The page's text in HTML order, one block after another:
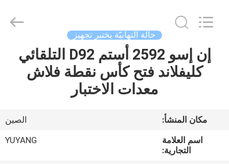
مسكن
عرض
الواقع
الافتراضي
INSTRUMENT
حالة التهابيّة يختبر تجهيز
إن إسو 2592 أستم D92 التلقائي
كليفلاند فتح كأس نقطة فلاش
معدات الاختبار
مكان المنشأ:
الصين
اسم العلامة
التجارية:
YUYANG